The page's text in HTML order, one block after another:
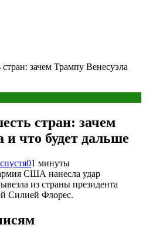
зачем Трампу Венесуэла
стран: зачем
и что будет дальше
01 минуты
США нанесла удар
из страны президента
Силией Флорес.